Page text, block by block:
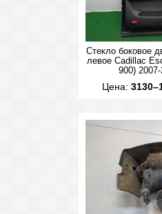
Стекло боковое
левое Cadillac
900) 2007-
Цена: